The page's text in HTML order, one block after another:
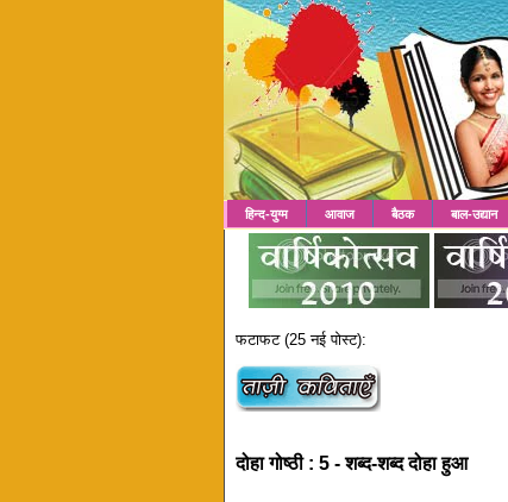
हिन्द-युग्म आवाज बैठक बाल-उद्यान
फटाफट (25 नई पोस्ट):
दोहा गोष्ठी : 5 - शब्द-शब्द दोहा हुआ